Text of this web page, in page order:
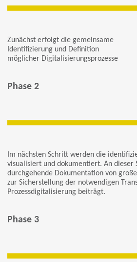
Zunächst erfolgt die gemeinsame
Identifizierung und Definition
möglicher Digitalisierungsprozesse
Phase 2
Im nächsten Schritt werden die
visualisiert und dokumentiert. An dieser
durchgehende Dokumentation von
zur Sicherstellung der notwendigen
Prozessdigitalisierung beiträgt.
Phase 3